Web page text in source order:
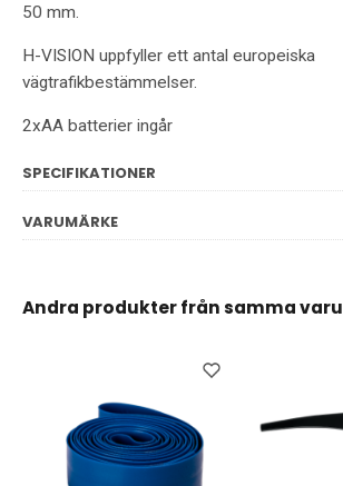
50 mm.
H-VISION uppfyller ett antal europeiska
vägtrafikbestämmelser.
2xAA batterier ingår
SPECIFIKATIONER
VARUMÄRKE
Andra produkter från samma